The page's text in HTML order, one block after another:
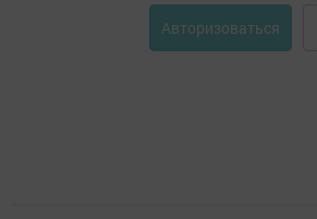
Авторизоваться